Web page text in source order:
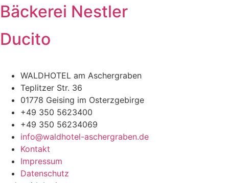
Bäckerei Nestler
Ducito
WALDHOTEL am Aschergraben
Teplitzer Str. 36
01778 Geising im Osterzgebirge
+49 350 5623400
+49 350 56234069
info@waldhotel-aschergraben.de
Kontakt
Impressum
Datenschutz